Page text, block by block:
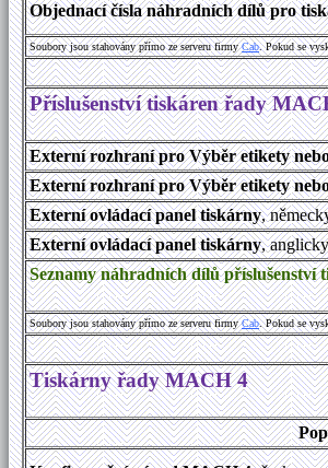
Objednací čísla náhradních dílů pro
Soubory jsou stahovány přímo ze serveru firmyCab. Pokud se
Příslušenství tiskáren řady
Externí rozhraní pro Výběr etikety
Externí rozhraní pro Výběr etikety
Externí ovládací panel tiskárny,
Externí ovládací panel tiskárny, anglicky
Seznamy náhradních dílů příslušenství
Soubory jsou stahovány přímo ze serveru firmyCab. Pokud se
Tiskárny řady MACH 4